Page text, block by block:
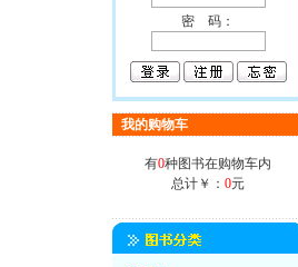
密 码：
我的购物车
有0种图书在购物车内
总计￥： 0元